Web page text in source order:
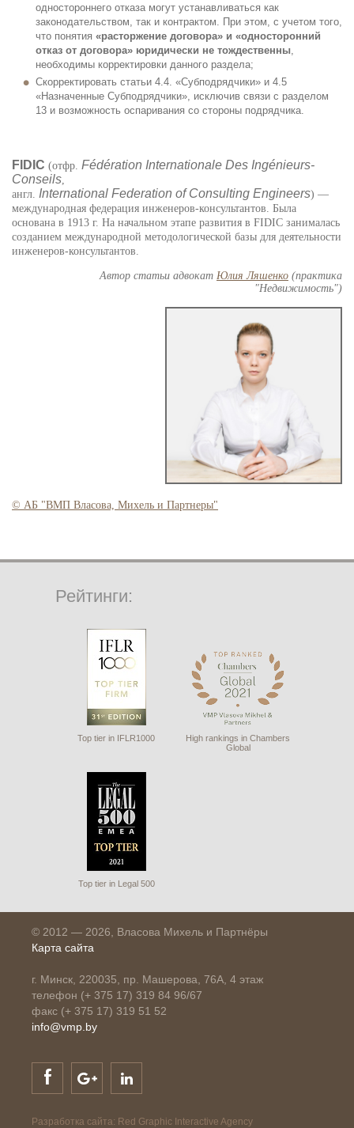
одностороннего отказа могут устанавливаться как
законодательством, так и контрактом. При этом, с учетом того,
что понятия «расторжение договора» и «односторонний
отказ от договора» юридически не тождественны,
необходимы корректировки данного раздела;
Скорректировать статьи 4.4. «Субподрядчики» и 4.5
«Назначенные Субподрядчики», исключив связи с разделом
13 и возможность оспаривания со стороны подрядчика.
FIDIC (отфр. Fédération Internationale Des Ingénieurs-
Conseils,
англ. International Federation of Consulting Engineers) —
международная федерация инженеров-консультантов. Была
основана в 1913 г. На начальном этапе развития в FIDIC занималась
созданием международной методологической базы для деятельности
инженеров-консультантов.
Автор статьи адвокат Юлия Ляшенко (практика
"Недвижимость")
© АБ "ВМП Власова, Михель и Партнеры"
Рейтинги:
Top tier in IFLR1000
High rankings in Chambers
Global
Top tier in Legal 500
© 2012 — 2026, Власова Михель и Партнёры
Карта сайта
г. Минск, 220035, пр. Машерова, 76А, 4 этаж
телефон (+ 375 17) 319 84 96/67
факс (+ 375 17) 319 51 52
info@vmp.by
Разработка сайта: Red Graphic Interactive Agency